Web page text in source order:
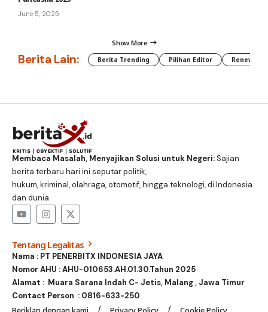
June 5, 2025
Show More
Berita Lain: Berita Trending Pilihan Editor
Membaca Masalah, Menyajikan Solusi untuk Negeri:Sajian
berita terbaru hari ini seputar politik,
hukum, kriminal, olahraga, otomotif, hingga teknologi, di Indonesia
dan dunia.
Tentang Legalitas
Nama : PT PENERBITX INDONESIA JAYA
Nomor AHU : AHU-010653.AH.01.30.Tahun 2025
Alamat : Muara Sarana Indah C- Jetis, Malang , Jawa Timur
Contact Person : 0816-633-250